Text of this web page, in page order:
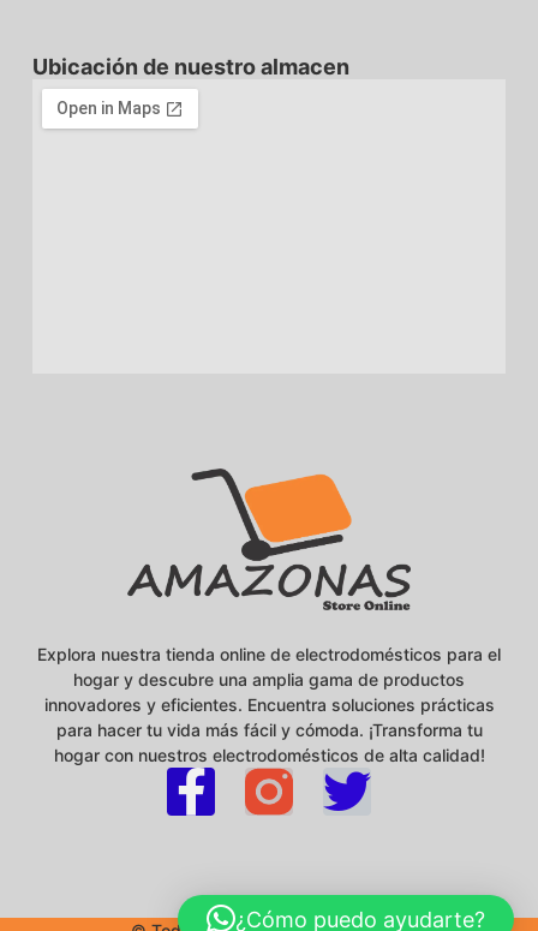
Explora nuestra tienda online de electrodomésticos para el
hogar y descubre una amplia gama de productos
innovadores y eficientes. Encuentra soluciones prácticas
para hacer tu vida más fácil y cómoda. ¡Transforma tu
hogar con nuestros electrodomésticos de alta calidad!
Ubicación de nuestro almacen
¿Cómo puedo ayudarte?